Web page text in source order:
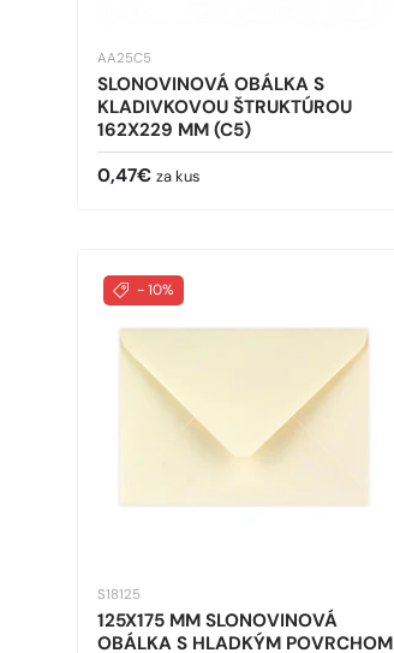
AA25C5
SLONOVINOVÁ OBÁLKA S
KLADIVKOVOU ŠTRUKTÚROU
162X229 MM (C5)
Bežná cena
0,47€ za kus
- 10%
S18125
125X175 MM SLONOVINOVÁ
OBÁLKA S HLADKÝM POVRCHOM